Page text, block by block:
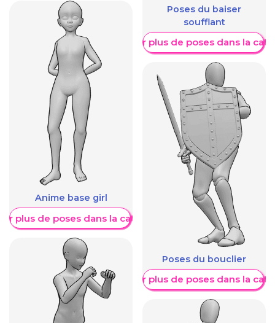
Anime base girl
plus de poses dans la catégorie
Poses du baiser
soufflant
Afficher plus de poses dans la
Poses du bouclier
Afficher plus de poses dans la